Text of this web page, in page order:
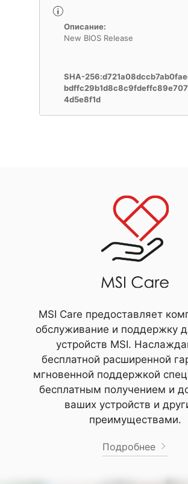
Описание:
New BIOS Release
SHA-
4d5e8f1d
MSI Care предоставляет
обслуживание и поддержку
устройств MSI.
бесплатной расширенной
мгновенной поддержкой
бесплатным получением и
ваших устройств и
преимуществами.
Подробнее